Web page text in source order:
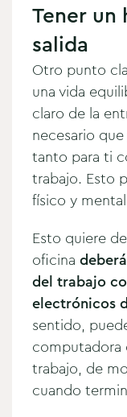
Tener
salida
Otro punto
una vida
claro de la
necesario
tanto para ti
trabajo. Esto
físico y
Esto quiere
oficina
del trabajo
electrónicos
sentido,
computadora
trabajo, de
cuando